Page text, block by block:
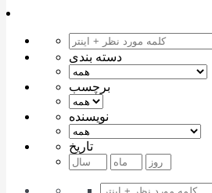
دسته بندی
برچسب
نویسنده
تاریخ